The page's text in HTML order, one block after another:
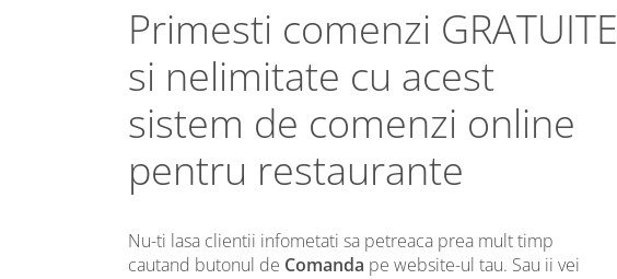
Primesti comenzi GRATUITE
si nelimitate cu acest
sistem de comenzi online
pentru restaurante
Nu-ti lasa clientii infometati sa petreaca prea mult timp
cautand butonul de Comanda pe website-ul tau. Sau ii vei